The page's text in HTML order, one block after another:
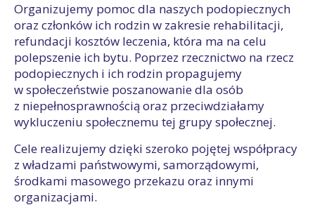
Organizujemy pomoc dla naszych podopiecznych
oraz członków ich rodzin w zakresie rehabilitacji,
refundacji kosztów leczenia, która ma na celu
polepszenie ich bytu. Poprzez rzecznictwo na rzecz
podopiecznych i ich rodzin propagujemy
w społeczeństwie poszanowanie dla osób
z niepełnosprawnością oraz przeciwdziałamy
wykluczeniu społecznemu tej grupy społecznej.
Cele realizujemy dzięki szeroko pojętej współpracy
z władzami państwowymi, samorządowymi,
środkami masowego przekazu oraz innymi
organizacjami.